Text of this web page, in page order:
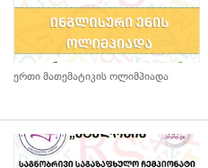
ერთი მათემატიკის ოლიმპიადა